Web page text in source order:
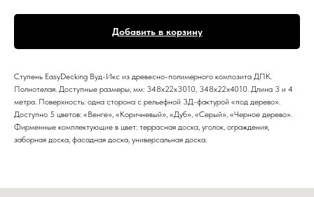
Добавить в корзину
Ступень EasyDecking Вуд-Икс из древесно-полимерного композита ДПК.
Полнотелая. Доступные размеры, мм: 348х22х3010, 348х22х4010. Длина 3 и 4
метра. Поверхность: одна сторона с рельефной 3Д-фактурой «под дерево».
Доступно 5 цветов: «Венге», «Коричневый», «Дуб», «Серый», «Черное дерево».
Фирменные комплектующие в цвет: террасная доска, уголок, ограждения,
заборная доска, фасадная доска, универсальная доска.